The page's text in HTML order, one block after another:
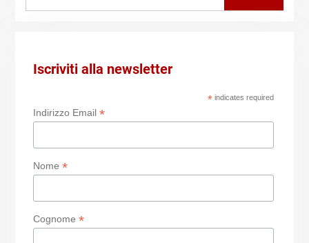
Iscriviti alla newsletter
*indicates required
Indirizzo Email *
Nome *
Cognome *